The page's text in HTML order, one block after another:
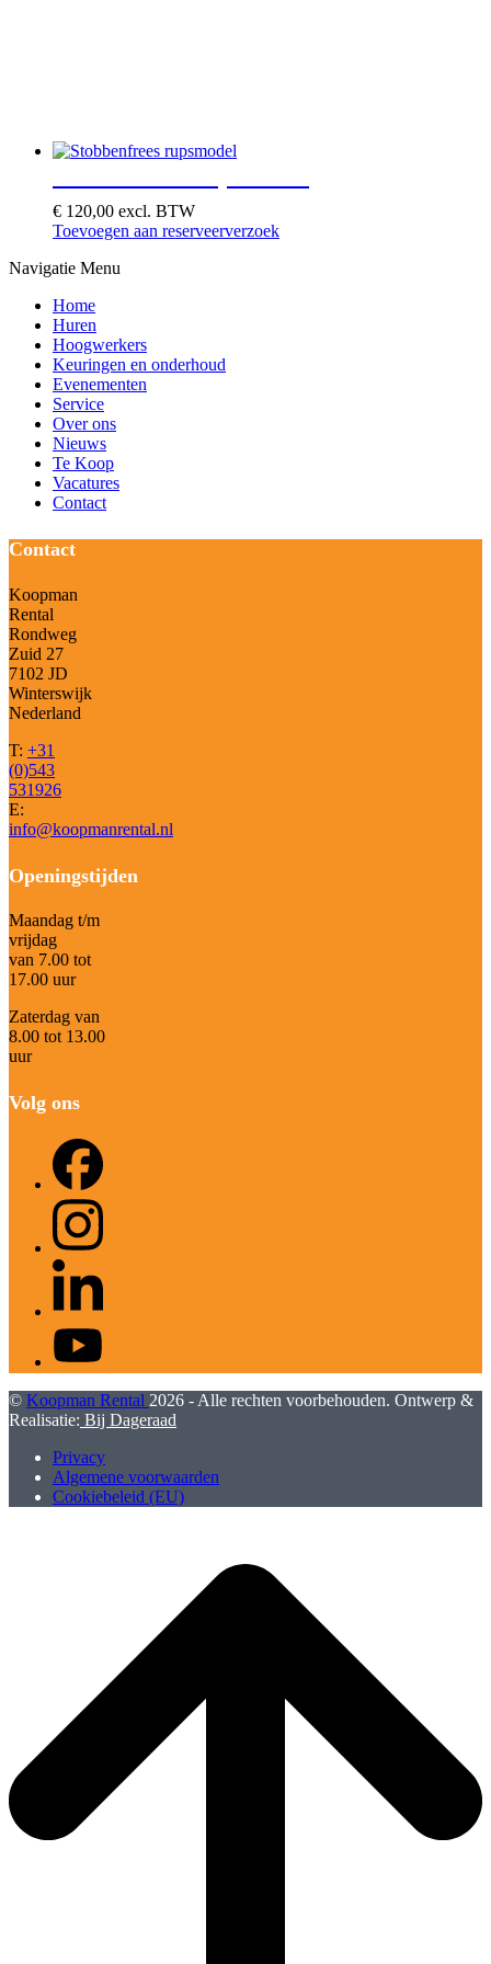
€ 120,00 excl. BTW
Toevoegen aan reserveerverzoek
Navigatie Menu
Home
Huren
Hoogwerkers
Keuringen en onderhoud
Evenementen
Service
Over ons
Nieuws
Te Koop
Vacatures
Contact
Contact
Koopman
Rental
Rondweg
Zuid 27
7102 JD
Winterswijk
Nederland
T: +31
(0)543
531926
E:
info@koopmanrental.nl
Openingstijden
Maandag t/m
vrijdag
van 7.00 tot
17.00 uur
Zaterdag van
8.00 tot 13.00
uur
Volg ons
Instagram
© Koopman Rental 2026 - Alle rechten voorbehouden. Ontwerp &
Realisatie: Bij Dageraad
Privacy
Algemene voorwaarden
Cookiebeleid (EU)